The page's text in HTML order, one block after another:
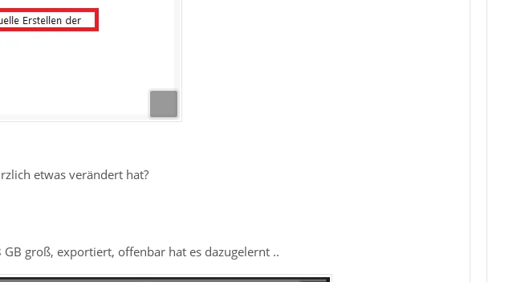
etwas verändert hat?
groß, exportiert, offenbar hat es dazugelernt ..